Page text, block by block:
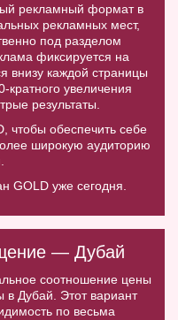
рекламный формат в
рекламных мест,
под разделом
фиксируется на
внизу каждой страницы
кратного увеличения
результаты.
чтобы обеспечить себе
широкую аудиторию
GOLD уже сегодня.
— Дубай
соотношение цены
Дубай. Этот вариант
по весьма